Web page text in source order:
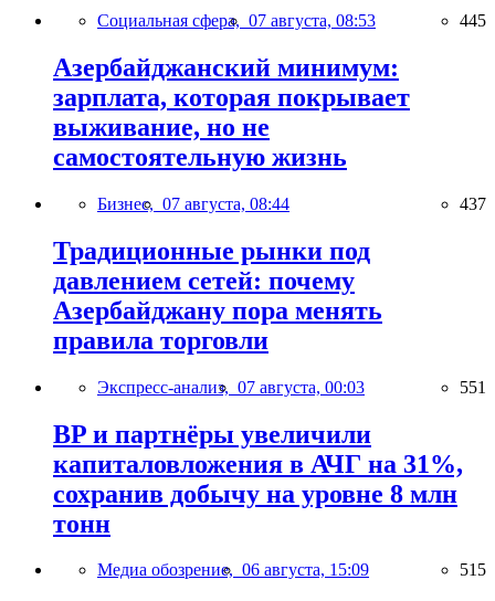
Социальная сфера, 07 августа, 08:53 445
Азербайджанский минимум:
зарплата, которая покрывает
выживание, но не
самостоятельную жизнь
Бизнес, 07 августа, 08:44 437
Традиционные рынки под
давлением сетей: почему
Азербайджану пора менять
правила торговли
Экспресс-анализ, 07 августа, 00:03 551
BP и партнёры увеличили
капиталовложения в АЧГ на 31%,
сохранив добычу на уровне 8 млн
тонн
Медиа обозрение, 06 августа, 15:09 515